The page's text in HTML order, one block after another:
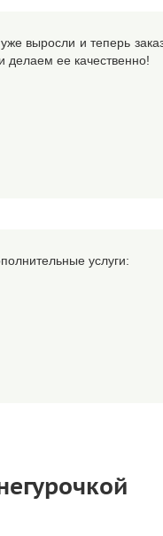
выросли и теперь
ее качественно!
услуги: